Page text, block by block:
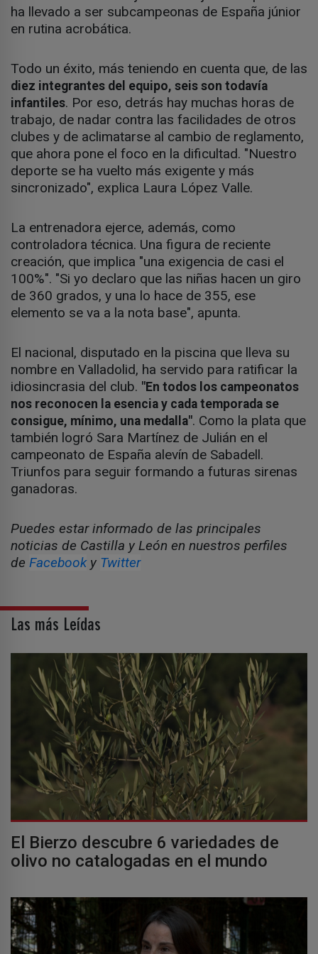
ha llevado a ser subcampeonas de España júnior
en rutina acrobática.
Todo un éxito, más teniendo en cuenta que, de las
diez integrantes del equipo, seis son todavía
infantiles. Por eso, detrás hay muchas horas de
trabajo, de nadar contra las facilidades de otros
clubes y de aclimatarse al cambio de reglamento,
que ahora pone el foco en la dificultad. "Nuestro
deporte se ha vuelto más exigente y más
sincronizado", explica Laura López Valle.
La entrenadora ejerce, además, como
controladora técnica. Una figura de reciente
creación, que implica "una exigencia de casi el
100%". "Si yo declaro que las niñas hacen un giro
de 360 grados, y una lo hace de 355, ese
elemento se va a la nota base", apunta.
El nacional, disputado en la piscina que lleva su
nombre en Valladolid, ha servido para ratificar la
idiosincrasia del club. "En todos los campeonatos
nos reconocen la esencia y cada temporada se
consigue, mínimo, una medalla". Como la plata que
también logró Sara Martínez de Julián en el
campeonato de España alevín de Sabadell.
Triunfos para seguir formando a futuras sirenas
ganadoras.
Puedes estar informado de las principales
noticias de Castilla y León en nuestros perfiles
de Facebooky Twitter
Las más Leídas
El Bierzo descubre 6 variedades de
olivo no catalogadas en el mundo